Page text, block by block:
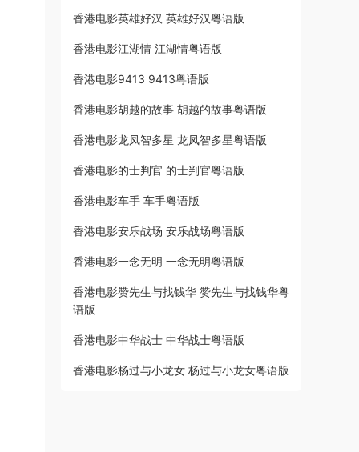
香港电影英雄好汉 英雄好汉粤语版
香港电影江湖情 江湖情粤语版
香港电影9413 9413粤语版
香港电影胡越的故事 胡越的故事粤语版
香港电影龙凤智多星 龙凤智多星粤语版
香港电影的士判官 的士判官粤语版
香港电影车手 车手粤语版
香港电影安乐战场 安乐战场粤语版
香港电影一念无明 一念无明粤语版
香港电影赞先生与找钱华 赞先生与找钱华粤
语版
香港电影中华战士 中华战士粤语版
香港电影杨过与小龙女 杨过与小龙女粤语版